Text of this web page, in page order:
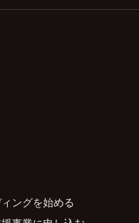
ングを始める